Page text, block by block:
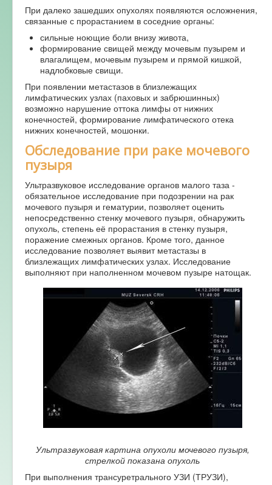
При далеко зашедших опухолях появляются осложнения,
связанные с прорастанием в соседние органы:
сильные ноющие боли внизу живота,
формирование свищей между мочевым пузырем и
влагалищем, мочевым пузырем и прямой кишкой,
надлобковые свищи.
При появлении метастазов в близлежащих
лимфатических узлах (паховых и забрюшинных)
возможно нарушение оттока лимфы от нижних
конечностей, формирование лимфатического отека
нижних конечностей, мошонки.
Обследование при раке мочевого
пузыря
Ультразвуковое исследование органов малого таза -
обязательное исследование при подозрении на рак
мочевого пузыря и гематурии, позволяет оценить
непосредственно стенку мочевого пузыря, обнаружить
опухоль, степень её прорастания в стенку пузыря,
поражение смежных органов. Кроме того, данное
исследование позволяет выявит метастазы в
близлежащих лимфатических узлах. Исследование
выполняют при наполненном мочевом пузыре натощак.
Ультразвуковая картина опухоли мочевого пузыря,
стрелкой показана опухоль
При выполнения трансуретрального УЗИ (ТРУЗИ),